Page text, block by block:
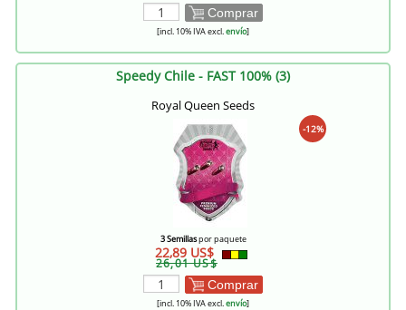
Comprar
[incl. 10% IVA excl.envío]
Speedy Chile - FAST 100% (3)
Royal Queen Seeds
-12%
3 Semillaspor paquete
22,89 US$
26,01 US$
Comprar
[incl. 10% IVA excl.envío]